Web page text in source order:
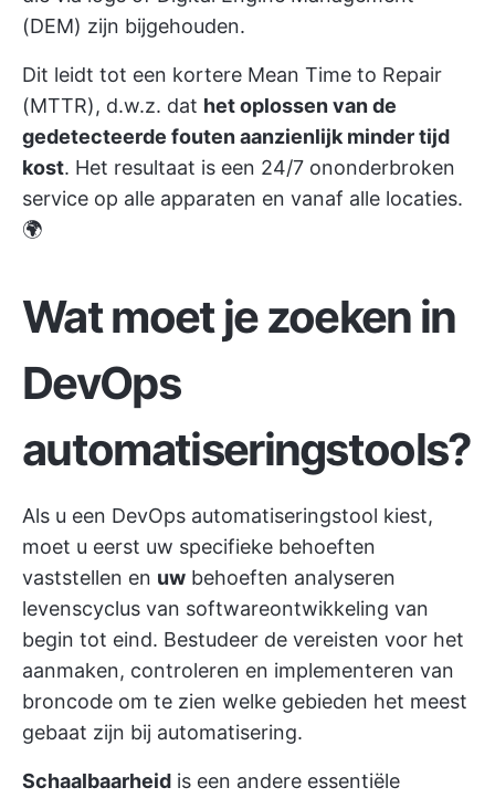
(DEM) zijn bijgehouden.
Dit leidt tot een kortere Mean Time to Repair
(MTTR), d.w.z. dat het oplossen van de
gedetecteerde fouten aanzienlijk minder tijd
kost. Het resultaat is een 24/7 ononderbroken
service op alle apparaten en vanaf alle locaties.
🌍
Wat moet je zoeken in
DevOps
automatiseringstools?
Als u een DevOps automatiseringstool kiest,
moet u eerst uw specifieke behoeften
vaststellen en uw behoeften analyseren
levenscyclus van softwareontwikkeling van
begin tot eind. Bestudeer de vereisten voor het
aanmaken, controleren en implementeren van
broncode om te zien welke gebieden het meest
gebaat zijn bij automatisering.
Schaalbaarheid is een andere essentiële